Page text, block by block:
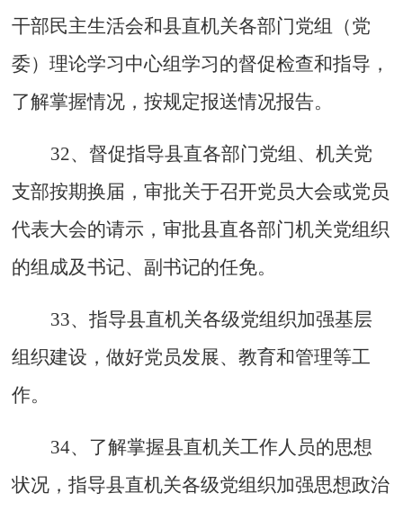
干部民主生活会和县直机关各部门党组（党
委）理论学习中心组学习的督促检查和指导，
了解掌握情况，按规定报送情况报告。
32、督促指导县直各部门党组、机关党
支部按期换届，审批关于召开党员大会或党员
代表大会的请示，审批县直各部门机关党组织
的组成及书记、副书记的任免。
33、指导县直机关各级党组织加强基层
组织建设，做好党员发展、教育和管理等工
作。
34、了解掌握县直机关工作人员的思想
状况，指导县直机关各级党组织加强思想政治